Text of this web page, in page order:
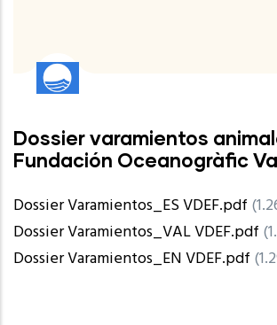
Dossier varamientos
Fundación Oceanogràfic
Dossier Varamientos_ES VDEF.pdf
Dossier Varamientos_VAL VDEF.pdf
Dossier Varamientos_EN VDEF.pdf